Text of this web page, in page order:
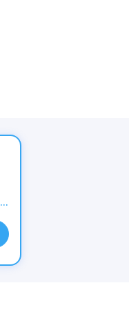
Радуга самоцветов - украшения из натуральных камней, Комиссия 15% при заказе от 1000р.